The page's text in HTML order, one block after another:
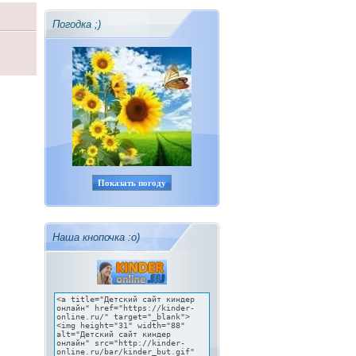
Погодка ;)
Показать погоду
Наша кнопочка :о)